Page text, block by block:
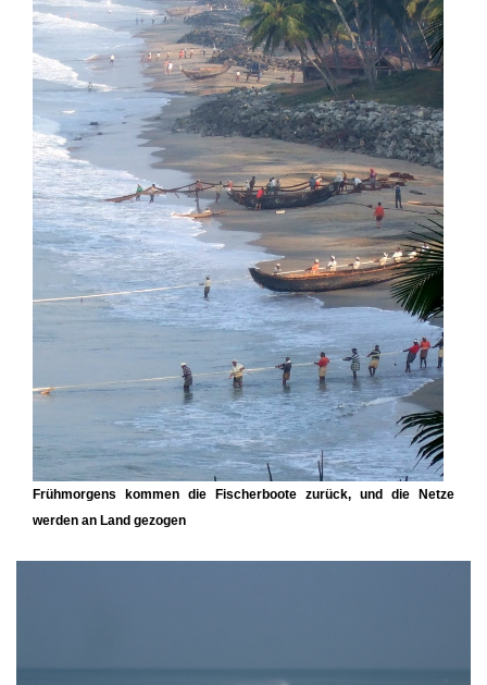
Frühmorgens kommen die Fischerboote zurück, und die Netze
werden an Land gezogen